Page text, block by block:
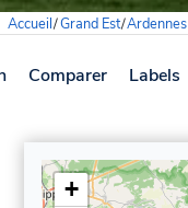
Accueil/Grand Est/Ardennes
Comparer Labels
+